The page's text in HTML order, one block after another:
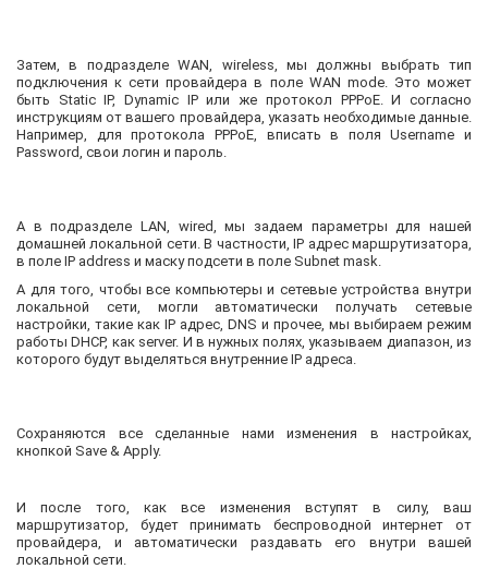
Затем, в подразделе WAN, wireless, мы должны выбрать тип
подключения к сети провайдера в поле WAN mode. Это может
быть Static IP, Dynamic IP или же протокол PPPoE. И согласно
инструкциям от вашего провайдера, указать необходимые данные.
Например, для протокола PPPoE, вписать в поля Username и
Password, свои логин и пароль.
А в подразделе LAN, wired, мы задаем параметры для нашей
домашней локальной сети. В частности, IP адрес маршрутизатора,
в поле IP address и маску подсети в поле Subnet mask.
А для того, чтобы все компьютеры и сетевые устройства внутри
локальной сети, могли автоматически получать сетевые
настройки, такие как IP адрес, DNS и прочее, мы выбираем режим
работы DHCP, как server. И в нужных полях, указываем диапазон, из
которого будут выделяться внутренние IP адреса.
Сохраняются все сделанные нами изменения в настройках,
кнопкой Save & Apply.
И после того, как все изменения вступят в силу, ваш
маршрутизатор, будет принимать беспроводной интернет от
провайдера, и автоматически раздавать его внутри вашей
локальной сети.